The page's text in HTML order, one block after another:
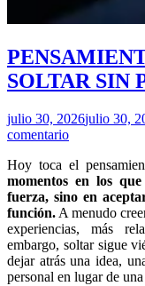
SOLTAR SIN
julio 30, 2026julio 30,
comentario
Hoy toca el
momentos en los
fuerza, sino en
función. A menudo
experiencias, más
embargo, soltar sigue
dejar atrás una idea,
personal en lugar de